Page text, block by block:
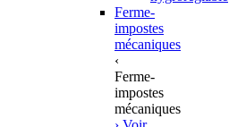
Ferme-
impostes
mécaniques
‹
Ferme-
impostes
mécaniques